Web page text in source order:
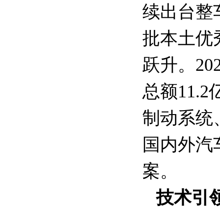
续出台整
批本土优
跃升。
总额11.2
制动系统
国内外
案。
技术引